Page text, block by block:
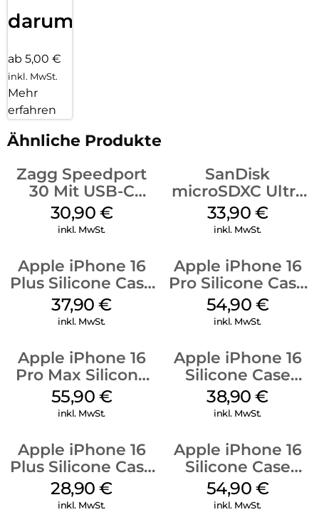
darum!
ab 5,00 €
inkl. MwSt.
Mehr
erfahren
Ähnliche Produkte
Zagg Speedport
30 Mit USB-C
Kabel Weiß
30,90 €
inkl. MwSt.
SanDisk
microSDXC Ultra
128 GB + Adapter
Mobile
33,90 €
inkl. MwSt.
Apple iPhone 16
Plus Silicone Case
MagSafe Lake
Green
37,90€
inkl. MwSt.
Apple iPhone 16
Pro Silicone Case
MagSafe Black
54,90 €
inkl. MwSt.
Apple iPhone 16
Pro Max Silicone
Case MagSafe
Stone Gray
55,90 €
inkl. MwSt.
Apple iPhone 16
Silicone Case
MagSafe
Ultramarine
38,90€
inkl. MwSt.
Apple iPhone 16
Plus Silicone Case
MagSafe Black
28,90€
inkl. MwSt.
Apple iPhone 16
Silicone Case
MagSafe Lake
Green
54,90 €
inkl. MwSt.